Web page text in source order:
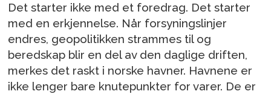
Det starter ikke med et foredrag. Det starter
med en erkjennelse. Når forsyningslinjer
endres, geopolitikken strammes til og
beredskap blir en del av den daglige driften,
merkes det raskt i norske havner. Havnene er
ikke lenger bare knutepunkter for varer. De er